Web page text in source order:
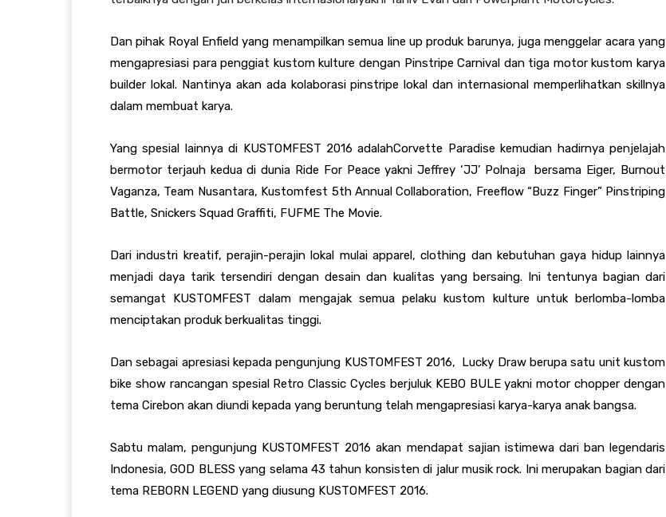
Dan pihak Royal Enfield yang menampilkan semua line up produk barunya, juga menggelar acara yang
mengapresiasi para penggiat kustom kulture dengan Pinstripe Carnival dan tiga motor kustom karya
builder lokal. Nantinya akan ada kolaborasi pinstripe lokal dan internasional memperlihatkan skillnya
dalam membuat karya.
Yang spesial lainnya di KUSTOMFEST 2016 adalahCorvette Paradise kemudian hadirnya penjelajah
bermotor terjauh kedua di dunia Ride For Peace yakni Jeffrey ‘JJ’ Polnaja bersama Eiger, Burnout
Vaganza, Team Nusantara, Kustomfest 5th Annual Collaboration, Freeflow “Buzz Finger” Pinstriping
Battle, Snickers Squad Graffiti, FUFME The Movie.
Dari industri kreatif, perajin-perajin lokal mulai apparel, clothing dan kebutuhan gaya hidup lainnya
menjadi daya tarik tersendiri dengan desain dan kualitas yang bersaing. Ini tentunya bagian dari
semangat KUSTOMFEST dalam mengajak semua pelaku kustom kulture untuk berlomba-lomba
menciptakan produk berkualitas tinggi.
Dan sebagai apresiasi kepada pengunjung KUSTOMFEST 2016, Lucky Draw berupa satu unit kustom
bike show rancangan spesial Retro Classic Cycles berjuluk KEBO BULE yakni motor chopper dengan
tema Cirebon akan diundi kepada yang beruntung telah mengapresiasi karya-karya anak bangsa.
Sabtu malam, pengunjung KUSTOMFEST 2016 akan mendapat sajian istimewa dari ban legendaris
Indonesia, GOD BLESS yang selama 43 tahun konsisten di jalur musik rock. Ini merupakan bagian dari
tema REBORN LEGEND yang diusung KUSTOMFEST 2016.